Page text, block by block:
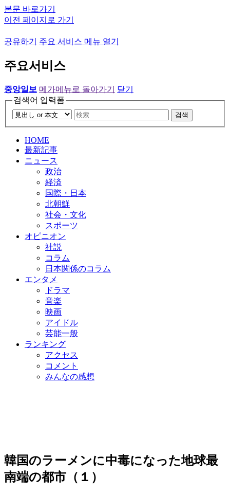
본문 바로가기
이전 페이지로 가기
공유하기 주요 서비스 메뉴 열기
주요서비스
중앙일보 메가메뉴로 돌아가기
닫기
검색어 입력폼
검색
HOME
最新記事
ニュース
政治
経済
国際・日本
北朝鮮
社会・文化
スポーツ
オピニオン
社説
コラム
日本関係のコラム
エンタメ
ドラマ
音楽
映画
アイドル
芸能一般
ランキング
アクセス
コメント
みんなの感想
韓国のラーメンに中毒になった地球最
南端の都市（１）